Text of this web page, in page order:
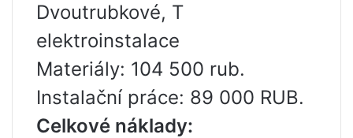
Dvoutrubkové, T
elektroinstalace
Materiály: 104 500 rub.
Instalační práce: 89 000 RUB.
Celkové náklady: